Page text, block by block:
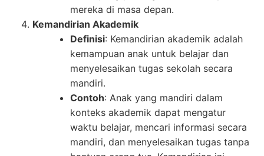
mereka di masa depan.
Kemandirian Akademik
Definisi: Kemandirian akademik adalah
kemampuan anak untuk belajar dan
menyelesaikan tugas sekolah secara
mandiri.
Contoh: Anak yang mandiri dalam
konteks akademik dapat mengatur
waktu belajar, mencari informasi secara
mandiri, dan menyelesaikan tugas tanpa